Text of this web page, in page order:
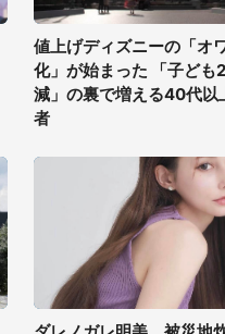
値上げディズニーの「オ
化」が始まった 「子ども
減」の裏で増える40代以
者